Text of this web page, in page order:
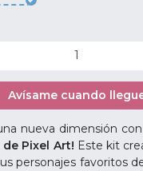
Avísame cuando
nueva dimensión
de Pixel Art! Este kit
personajes favoritos